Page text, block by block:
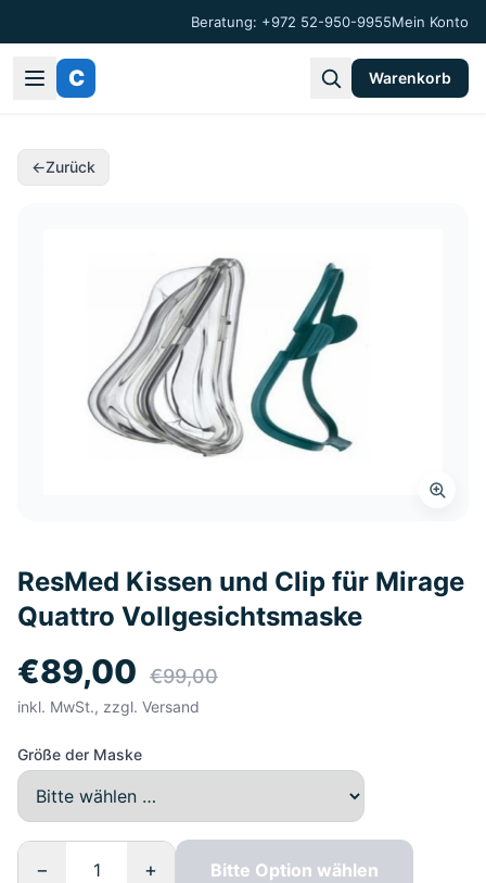
Beratung: +972 52-950-9955Mein Konto
C Warenkorb
←Zurück
ResMed Kissen und Clip für Mirage
Quattro Vollgesichtsmaske
€89,00 €99,00
inkl. MwSt., zzgl. Versand
Größe der Maske
− + Bitte Option wählen